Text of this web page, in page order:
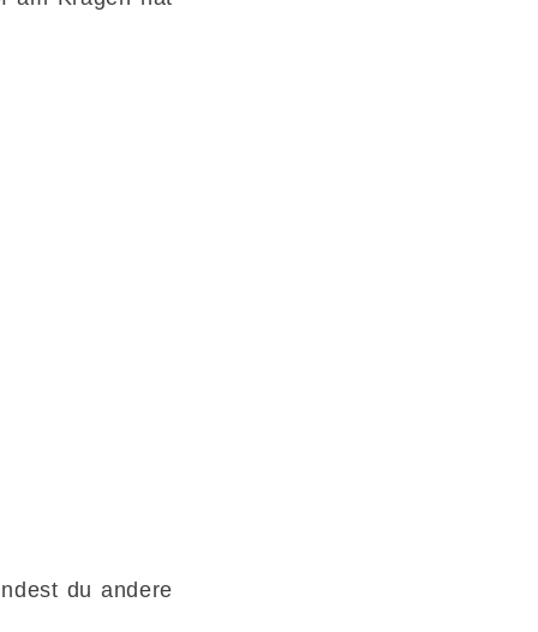
du andere